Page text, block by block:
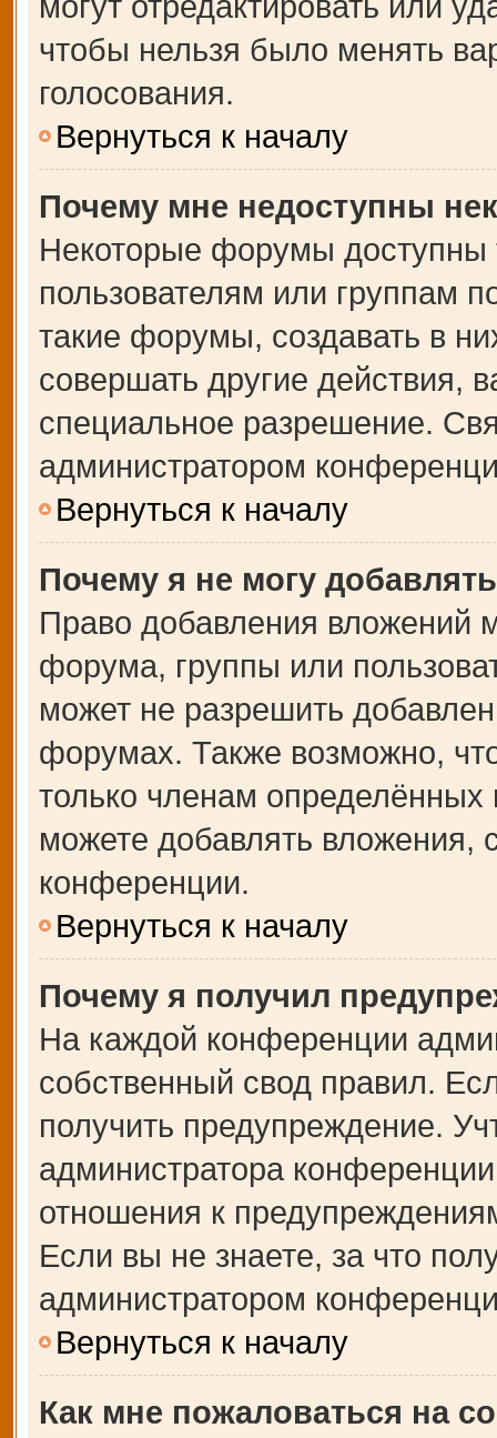
чтобы нельзя было менять
голосования.
Вернуться к началу
Почему мне недоступны
Некоторые форумы доступны
пользователям или группам
такие форумы, создавать в
совершать другие действия,
специальное разрешение.
администратором
Вернуться к началу
Почему я не могу
Право добавления вложений
форума, группы или
может не разрешить
форумах. Также возможно,
только членам
можете добавлять вложения,
конференции.
Вернуться к началу
Почему я получил
На каждой конференции
собственный свод правил.
получить предупреждение.
администратора
отношения к
Если вы не знаете, за что
администратором
Вернуться к началу
Как мне пожаловаться на